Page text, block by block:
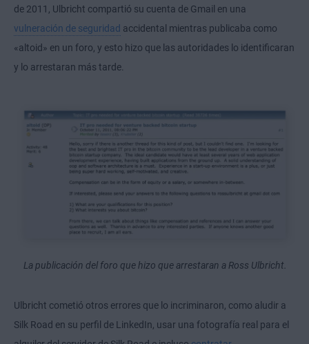
de 2011, Ulbricht compartió su cuenta de Gmail en una
vulneración de seguridad accidental mientras publicaba como
«altoid» en un foro, y esto hizo que las autoridades lo identificaran
y lo arrestaran más tarde.
La publicación del foro que hizo que arrestaran a Ross Ulbricht.
Ulbricht cometió otros errores que lo incriminaron, como aludir a
Silk Road en su perfil de LinkedIn, usar una fotografía real para el